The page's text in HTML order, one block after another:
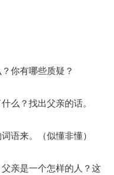
你有哪些质疑？
么？找出父亲的话。
语来。（似懂非懂）
亲是一个怎样的人？这